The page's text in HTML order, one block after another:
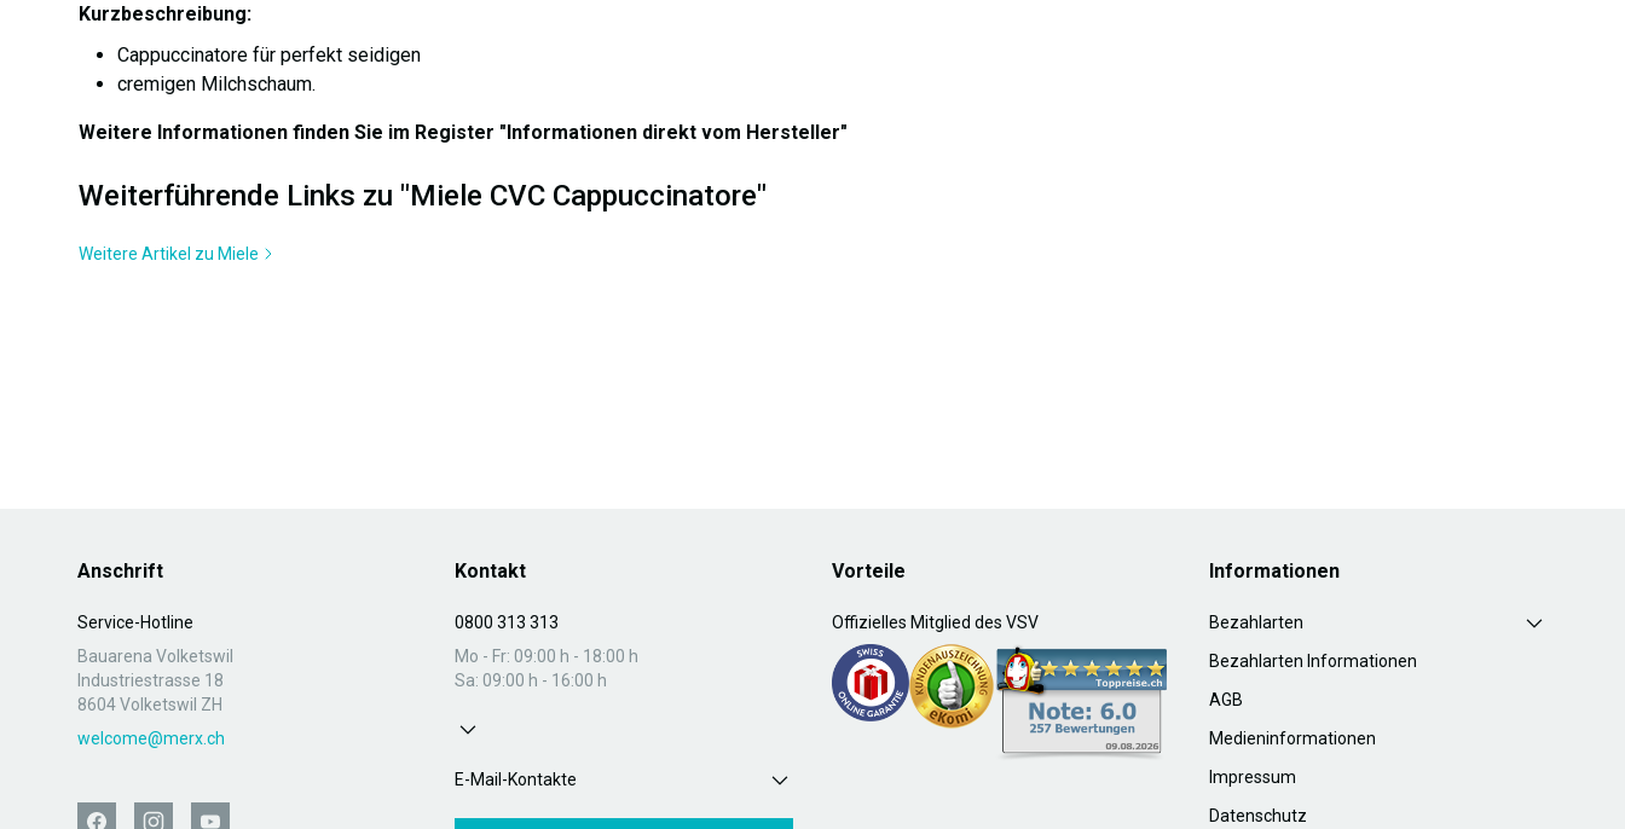
Kurzbeschreibung:
Cappuccinatore für perfekt seidigen
cremigen Milchschaum.
Weitere Informationen finden Sie im Register "Informationen direkt vom Hersteller"
Weiterführende Links zu "Miele CVC Cappuccinatore"
Weitere Artikel zu Miele
Anschrift
Service-Hotline
Bauarena Volketswil
Industriestrasse 18
8604 Volketswil ZH
welcome@merx.ch
Kontakt
0800 313 313
Mo - Fr: 09:00 h - 18:00 h
Sa: 09:00 h - 16:00 h
E-Mail-Kontakte
Vorteile
Offizielles Mitglied des VSV
Informationen
Bezahlarten
Bezahlarten Informationen
AGB
Medieninformationen
Impressum
Datenschutz